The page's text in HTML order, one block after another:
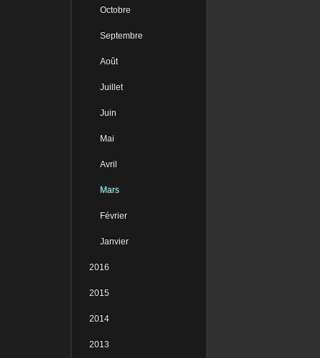
Octobre
Septembre
Août
Juillet
Juin
Mai
Avril
Mars
Février
Janvier
2016
2015
2014
2013